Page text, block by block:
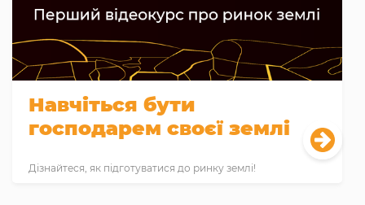
Навчіться бути
господарем своєї землі
Дізнайтеся, як підготуватися до ринку землі!